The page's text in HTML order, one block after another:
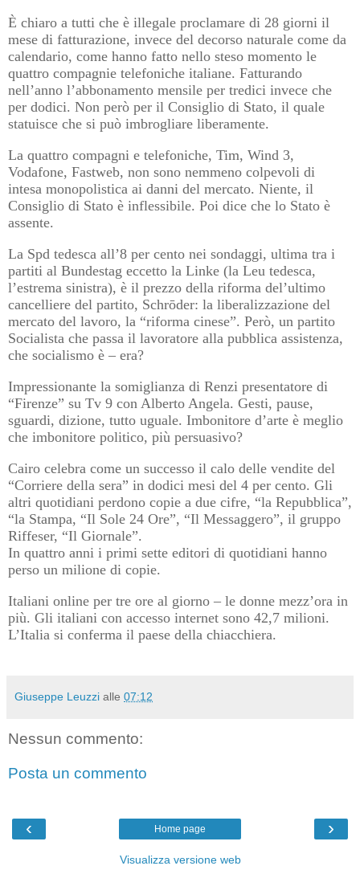
È chiaro a tutti che è illegale proclamare di 28 giorni il
mese di fatturazione, invece del decorso naturale come da
calendario, come hanno fatto nello steso momento le
quattro compagnie telefoniche italiane. Fatturando
nell’anno l’abbonamento mensile per tredici invece che
per dodici. Non però per il Consiglio di Stato, il quale
statuisce che si può imbrogliare liberamente.
La quattro compagni e telefoniche, Tim, Wind 3,
Vodafone, Fastweb, non sono nemmeno colpevoli di
intesa monopolistica ai danni del mercato. Niente, il
Consiglio di Stato è inflessibile. Poi dice che lo Stato è
assente.
La Spd tedesca all’8 per cento nei sondaggi, ultima tra i
partiti al Bundestag eccetto la Linke (la Leu tedesca,
l’estrema sinistra), è il prezzo della riforma del’ultimo
cancelliere del partito, Schrōder: la liberalizzazione del
mercato del lavoro, la “riforma cinese”. Però, un partito
Socialista che passa il lavoratore alla pubblica assistenza,
che socialismo è – era?
Impressionante la somiglianza di Renzi presentatore di
“Firenze” su Tv 9 con Alberto Angela. Gesti, pause,
sguardi, dizione, tutto uguale. Imbonitore d’arte è meglio
che imbonitore politico, più persuasivo?
Cairo celebra come un successo il calo delle vendite del
“Corriere della sera” in dodici mesi del 4 per cento. Gli
altri quotidiani perdono copie a due cifre, “la Repubblica”,
“la Stampa, “Il Sole 24 Ore”, “Il Messaggero”, il gruppo
Riffeser, “Il Giornale”.
In quattro anni i primi sette editori di quotidiani hanno
perso un milione di copie.
Italiani online per tre ore al giorno – le donne mezz’ora in
più. Gli italiani con accesso internet sono 42,7 milioni.
L’Italia si conferma il paese della chiacchiera.
Giuseppe Leuzzi alle 07:12
Nessun commento:
Posta un commento
‹ ›
Home page
Visualizza versione web